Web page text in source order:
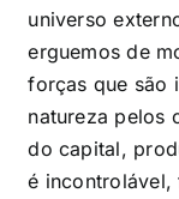
universo
erguemos de
forças que são
natureza pelos
do capital,
é incontrolável,